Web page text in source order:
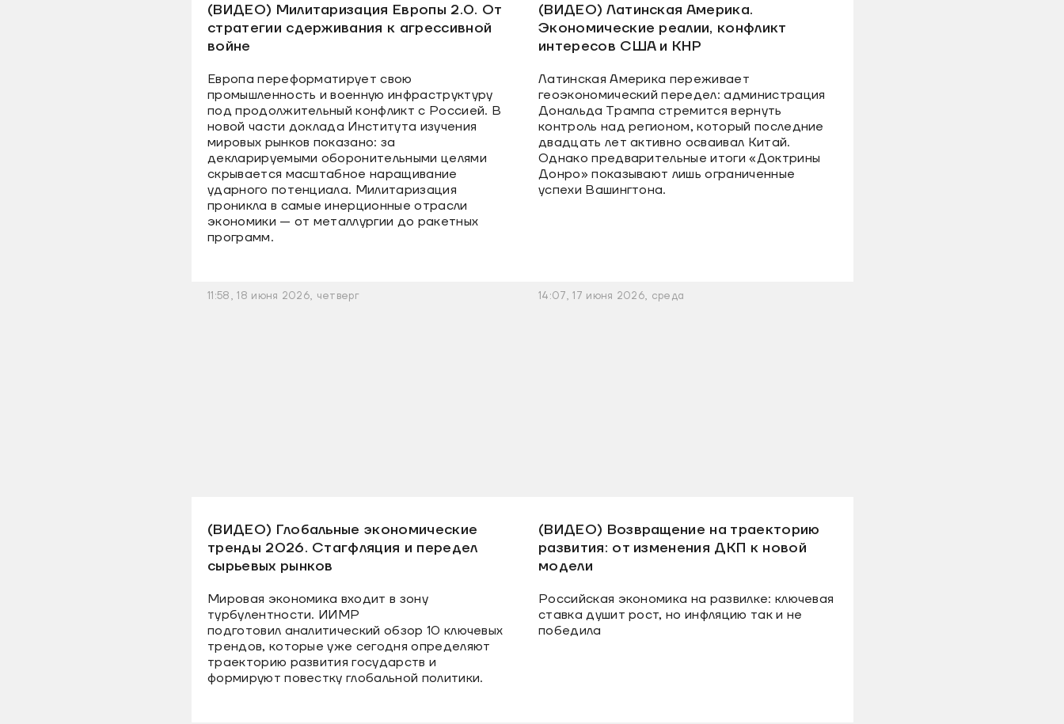
(ВИДЕО) Милитаризация Европы 2.0. От
стратегии сдерживания к агрессивной
войне
Европа переформатирует свою
промышленность и военную инфраструктуру
под продолжительный конфликт с Россией. В
новой части доклада Института изучения
мировых рынков показано: за
декларируемыми оборонительными целями
скрывается масштабное наращивание
ударного потенциала. Милитаризация
проникла в самые инерционные отрасли
экономики — от металлургии до ракетных
программ.
(ВИДЕО) Латинская Америка.
Экономические реалии, конфликт
интересов США и КНР
Латинская Америка переживает
геоэкономический передел: администрация
Дональда Трампа стремится вернуть
контроль над регионом, который последние
двадцать лет активно осваивал Китай.
Однако предварительные итоги «Доктрины
Донро» показывают лишь ограниченные
успехи Вашингтона.
11:58, 18 июня 2026, четверг
(ВИДЕО) Глобальные экономические
тренды 2026. Стагфляция и передел
сырьевых рынков
Мировая экономика входит в зону
турбулентности. ИИМР
подготовил аналитический обзор 10 ключевых
трендов, которые уже сегодня определяют
траекторию развития государств и
формируют повестку глобальной политики.
14:07, 17 июня 2026, среда
(ВИДЕО) Возвращение на траекторию
развития: от изменения ДКП к новой
модели
Российская экономика на развилке: ключевая
ставка душит рост, но инфляцию так и не
победила